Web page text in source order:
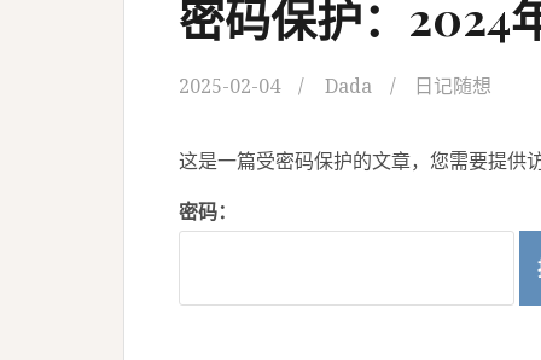
密码保护：2024
2025-02-04 Dada 日记随想
这是一篇受密码保护的文章，您需要提供
密码：